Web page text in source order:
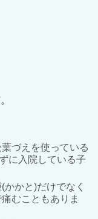
づえを使っている
に入院している子
かかと)だけでなく
むこともありま